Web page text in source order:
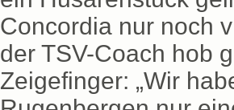
Concordia nur noch
der TSV-Coach hob
Zeigefinger: „Wir